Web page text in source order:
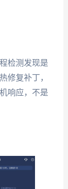
检测发现是
修复补丁，
响应，不是